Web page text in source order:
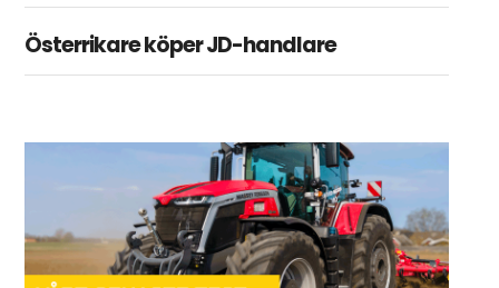
Österrikare köper JD-handlare